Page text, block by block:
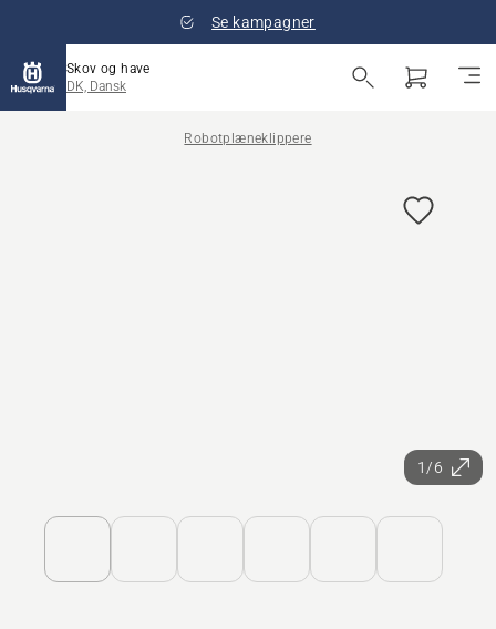
Se kampagner
Skov og have
DK, Dansk
Robotplæneklippere
1/6